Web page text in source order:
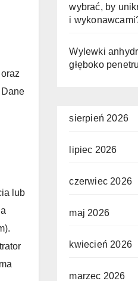
Dane
lub
wybrać, by
i
Wylewki
głęboko
sierpień 2026
lipiec 2026
czerwiec 2026
maj 2026
kwiecień 2026
marzec 2026